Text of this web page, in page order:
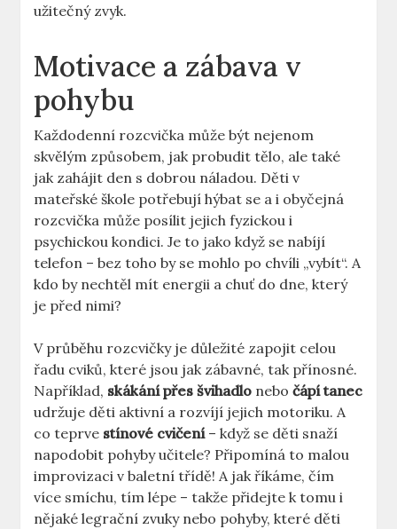
užitečný zvyk.
Motivace a zábava v
pohybu
Každodenní rozcvička může být nejenom
skvělým způsobem, jak probudit tělo, ale také
jak zahájit den s dobrou náladou. Děti v
mateřské škole potřebují hýbat se a i obyčejná
rozcvička může posílit jejich fyzickou i
psychickou kondici. Je to jako když se nabíjí
telefon – bez toho by se mohlo po chvíli „vybít“. A
kdo by nechtěl mít energii a chuť do dne, který
je před nimi?
V průběhu rozcvičky je důležité zapojit celou
řadu cviků, které jsou jak zábavné, tak přínosné.
Například, skákání přes švihadlo nebočápí tanec
udržuje děti aktivní a rozvíjí jejich motoriku. A
co teprve stínové cvičení– když se děti snaží
napodobit pohyby učitele? Připomíná to malou
improvizaci v baletní třídě! A jak říkáme, čím
více smíchu, tím lépe – takže přidejte k tomu i
nějaké legrační zvuky nebo pohyby, které děti